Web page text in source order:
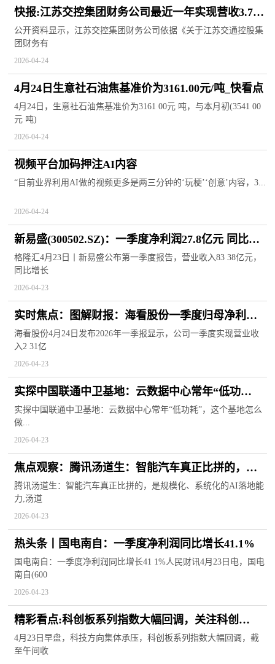
快报:江苏交控集团财务公司最近一年实现营收3.76
亿元 净利1.15亿元
公开资料显示，江苏交控集团财务公司依据《关于江苏交通控股集
团财务有
2026-04-24
4月24日生意社石油焦基准价为3161.00元/吨_快看点
4月24日，生意社石油焦基准价为3161 00元 吨，与本月初(3541 00
元 吨)
2026-04-24
视频平台加码押注AI内容
“目前业界利用AI做的视频更多是两三分钟的‘玩梗’‘创意’内容，3...
2026-04-24
新易盛(300502.SZ)：一季度净利润27.8亿元 同比增
长76.8%
格隆汇4月23日丨新易盛公布第一季度报告，营业收入83 38亿元，
同比增长
2026-04-23
实时焦点：图解财报：海看股份一季度归母净利润
8993.32万元，同比减少23.20%
海看股份4月24日发布2026年一季报显示，公司一季度实现营业收
入2 31亿
2026-04-23
实探中国联通中卫基地：云数据中心常年“低功
耗”，这个基地怎么做到的？-播资讯
实探中国联通中卫基地：云数据中心常年“低功耗”，这个基地怎么
做...
2026-04-23
焦点观察：腾讯汤道生：智能汽车真正比拼的，是
规模化、系统化的AI落地能力
腾讯汤道生：智能汽车真正比拼的，是规模化、系统化的AI落地能
力,汤道
2026-04-23
热头条丨国电南自：一季度净利润同比增长41.1%
国电南自：一季度净利润同比增长41 1%人民财讯4月23日电，国电
南自(600
2026-04-23
精彩看点:科创板系列指数大幅回调，关注科创
50ETF易方达（588080）、科创成长ETF易方达
（588020）等产品布局机会
4月23日早盘，科技方向集体承压，科创板系列指数大幅回调，截
至午间收